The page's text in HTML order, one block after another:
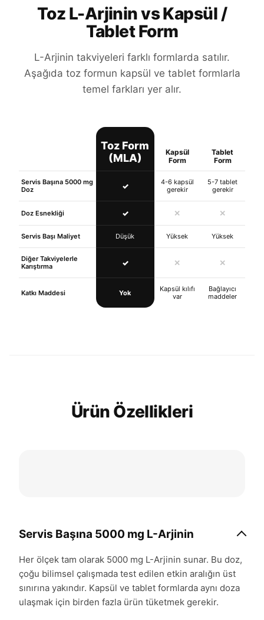
Toz L-Arjinin vs Kapsül /
Tablet Form
L-Arjinin takviyeleri farklı formlarda satılır.
Aşağıda toz formun kapsül ve tablet formlarla
temel farkları yer alır.
Toz Form
(MLA)
Kapsül
Form
Tablet
Form
Servis Başına 5000 mg
Doz
✓
4-6 kapsül
gerekir
5-7 tablet
gerekir
Doz Esnekliği ✓ ✕ ✕
Servis Başı Maliyet Düşük Yüksek Yüksek
Diğer Takviyelerle
Karıştırma
✓ ✕ ✕
Katkı Maddesi Yok
Kapsül kılıfı
var
Bağlayıcı
maddeler
Ürün Özellikleri
Servis Başına 5000 mg L-Arjinin
Her ölçek tam olarak 5000 mg L-Arjinin sunar. Bu doz,
çoğu bilimsel çalışmada test edilen etkin aralığın üst
sınırına yakındır. Kapsül ve tablet formlarda aynı doza
ulaşmak için birden fazla ürün tüketmek gerekir.